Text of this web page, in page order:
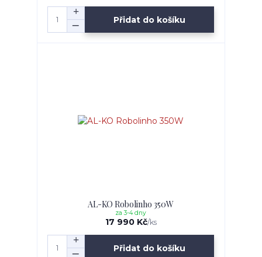
Přidat do košíku
AL-KO Robolinho 350W
17 990 Kč/ks
za 3-4 dny
Přidat do košíku